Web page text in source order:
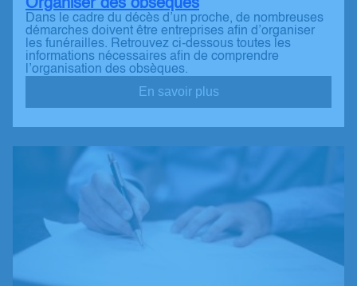
Organiser des obsèques
Dans le cadre du décès d’un proche, de nombreuses
démarches doivent être entreprises afin d’organiser
les funérailles. Retrouvez ci-dessous toutes les
informations nécessaires afin de comprendre
l’organisation des obsèques.
En savoir plus